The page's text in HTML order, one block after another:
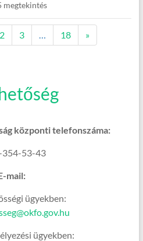
megtekintés
2 3 … 18 »
központi telefonszáma:
53-43
mail:
ügyekben:
ügyekben: